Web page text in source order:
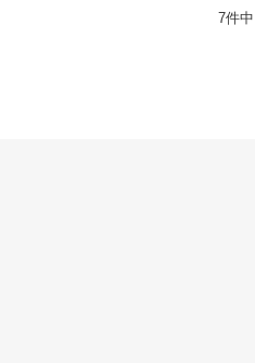
7件中